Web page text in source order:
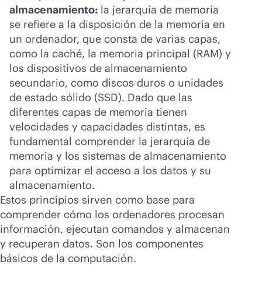
almacenamiento: la jerarquía de memoria
se refiere a la disposición de la memoria en
un ordenador, que consta de varias capas,
como la caché, la memoria principal (RAM) y
los dispositivos de almacenamiento
secundario, como discos duros o unidades
de estado sólido (SSD). Dado que las
diferentes capas de memoria tienen
velocidades y capacidades distintas, es
fundamental comprender la jerarquía de
memoria y los sistemas de almacenamiento
para optimizar el acceso a los datos y su
almacenamiento.
Estos principios sirven como base para
comprender cómo los ordenadores procesan
información, ejecutan comandos y almacenan
y recuperan datos. Son los componentes
básicos de la computación.